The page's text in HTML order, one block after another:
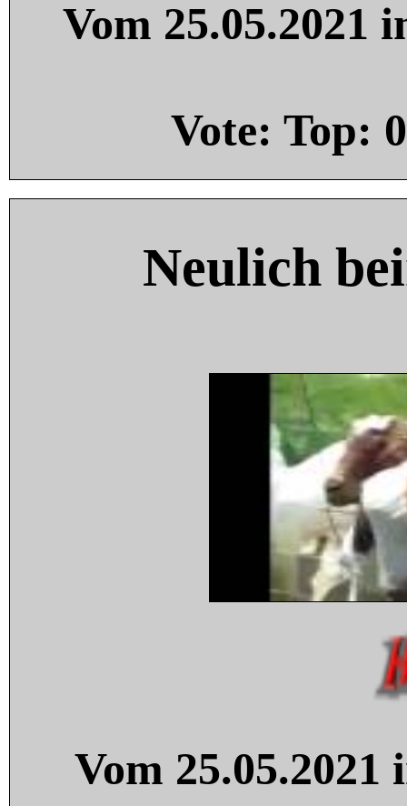
Vom 25.05.2021
Vote: Top: 0
Neulich
Vom